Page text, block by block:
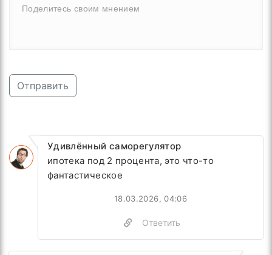
Отправить
Удивлённый саморегулятор
ипотека под 2 процента, это что-то
фантастическое
18.03.2026, 04:06
Ответить